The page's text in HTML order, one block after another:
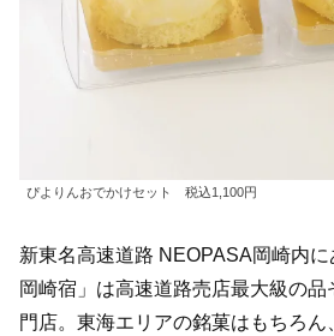
ぴよりんおでかけセット 税込1,100円
新東名高速道路 NEOPASA岡崎内
岡崎宿」は高速道路売店最大級の
門店。東海エリアの銘菓はもちろ